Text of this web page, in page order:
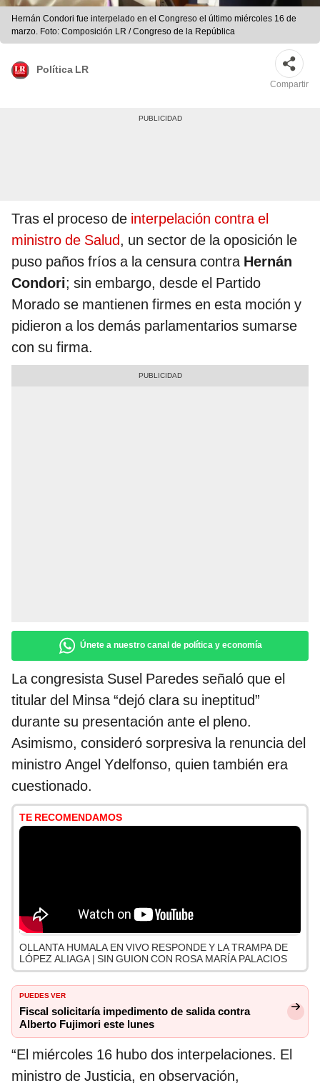
Hernán Condori fue interpelado en el Congreso el último miércoles 16 de
marzo. Foto: Composición LR / Congreso de la República
Política LR
Compartir
Tras el proceso de interpelación contra el
ministro de Salud, un sector de la oposición le
puso paños fríos a la censura contra Hernán
Condori; sin embargo, desde el Partido
Morado se mantienen firmes en esta moción y
pidieron a los demás parlamentarios sumarse
con su firma.
Únete a nuestro canal de política y economía
La congresista Susel Paredes señaló que el
titular del Minsa “dejó clara su ineptitud”
durante su presentación ante el pleno.
Asimismo, consideró sorpresiva la renuncia del
ministro Angel Ydelfonso, quien también era
cuestionado.
TE RECOMENDAMOS
OLLANTA HUMALA EN VIVO RESPONDE Y LA TRAMPA DE
LÓPEZ ALIAGA | SIN GUION CON ROSA MARÍA PALACIOS
PUEDES VER
Fiscal solicitaría impedimento de salida contra
Alberto Fujimori este lunes
“El miércoles 16 hubo dos interpelaciones. El
ministro de Justicia, en observación,